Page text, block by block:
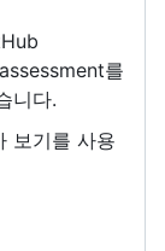
를
니다.
보기를 사용